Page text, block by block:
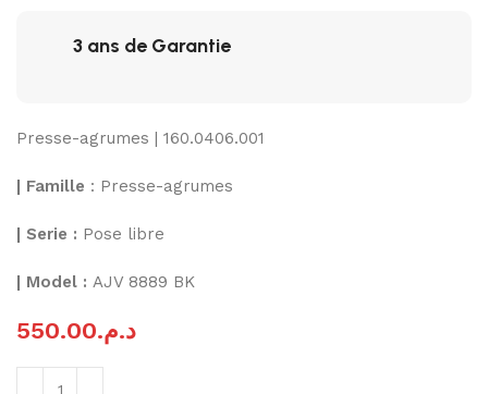
3 ans de Garantie
Presse-agrumes | 160.0406.001
| Famille : Presse-agrumes
| Serie : Pose libre
| Model :AJV 8889 BK
د.م.550.00